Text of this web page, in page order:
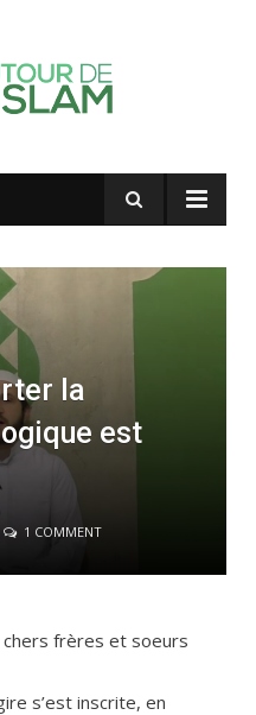
la
est
1 COMMENT
frères et soeurs
s’est inscrite, en